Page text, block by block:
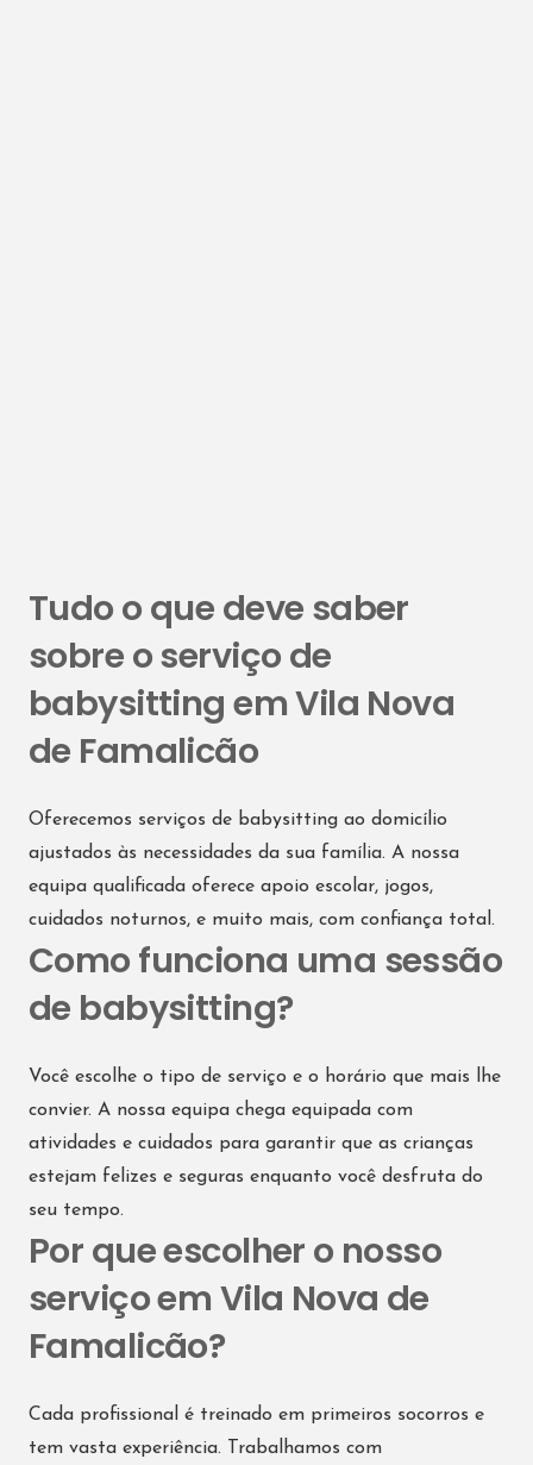
Tudo o que deve saber
sobre o serviço de
babysitting em Vila Nova
de Famalicão
Oferecemos serviços de babysitting ao domicílio
ajustados às necessidades da sua família. A nossa
equipa qualificada oferece apoio escolar, jogos,
cuidados noturnos, e muito mais, com confiança total.
Como funciona uma sessão
de babysitting?
Você escolhe o tipo de serviço e o horário que mais lhe
convier. A nossa equipa chega equipada com
atividades e cuidados para garantir que as crianças
estejam felizes e seguras enquanto você desfruta do
seu tempo.
Por que escolher o nosso
serviço em Vila Nova de
Famalicão?
Cada profissional é treinado em primeiros socorros e
tem vasta experiência. Trabalhamos com